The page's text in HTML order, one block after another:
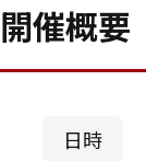
開催概要
日時